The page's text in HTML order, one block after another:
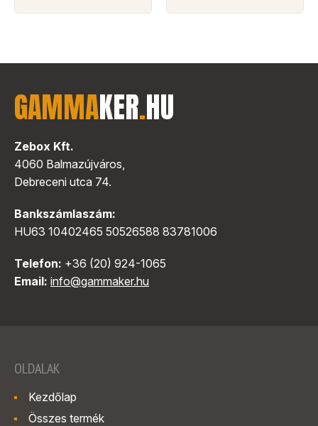
GAMMAKER.HU
Zebox Kft.
4060 Balmazújváros,
Debreceni utca 74.
Bankszámlaszám:
HU63 10402465 50526588 83781006
Telefon: +36 (20) 924-1065
Email: info@gammaker.hu
OLDALAK
Kezdőlap
Összes termék